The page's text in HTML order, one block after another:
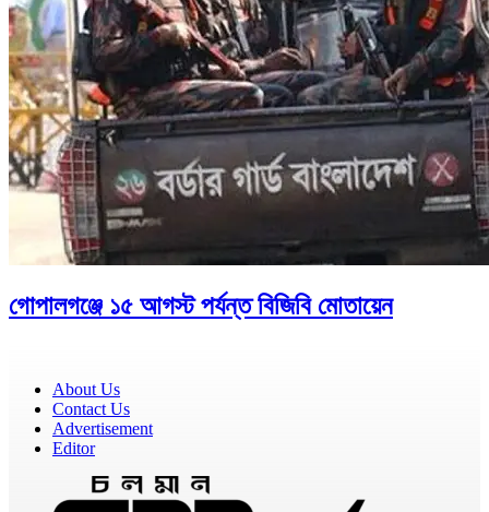
গোপালগঞ্জে ১৫ আগস্ট পর্যন্ত বিজিবি মোতায়েন
About Us
Contact Us
Advertisement
Editor